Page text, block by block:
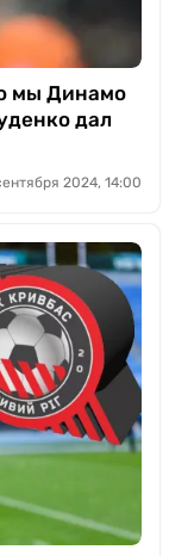
мы Динамо
дал
2024, 14:00